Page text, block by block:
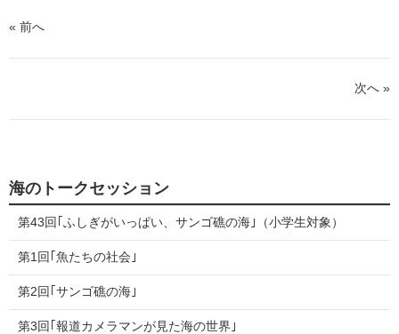
« 前へ
次へ »
海のトークセッション
第43回｢ふしぎがいっぱい、サンゴ礁の海｣（小学生対象）
第1回｢魚たちの社会｣
第2回｢サンゴ礁の海｣
第3回｢報道カメラマンが見た海の世界｣